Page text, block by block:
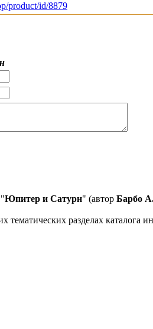
product/id/8879
Юпитер и Сатурн" (автор Барбо
разделах каталога